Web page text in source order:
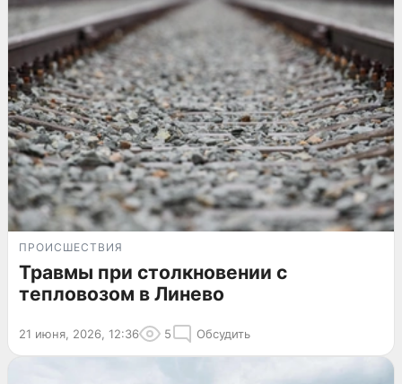
ПРОИСШЕСТВИЯ
Травмы при столкновении с
тепловозом в Линево
21 июня, 2026, 12:36 5 Обсудить